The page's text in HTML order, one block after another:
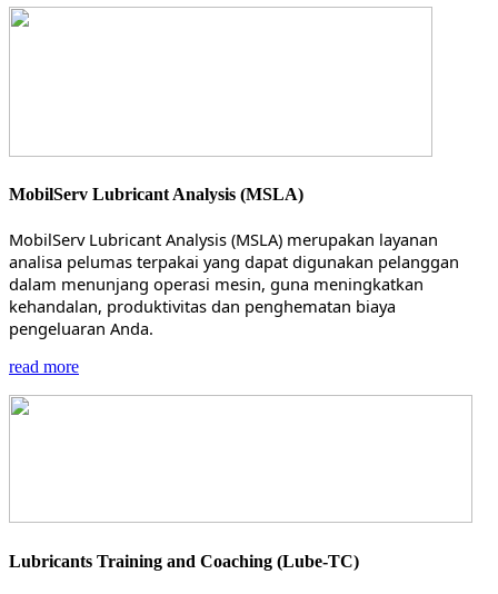
MobilServ Lubricant Analysis (MSLA)
MobilServ Lubricant Analysis (MSLA) merupakan layanan
analisa pelumas terpakai yang dapat digunakan pelanggan
dalam menunjang operasi mesin, guna meningkatkan
kehandalan, produktivitas dan penghematan biaya
pengeluaran Anda.
read more
Lubricants Training and Coaching (Lube-TC)